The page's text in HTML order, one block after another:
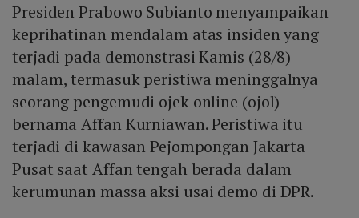
Presiden Prabowo Subianto menyampaikan
keprihatinan mendalam atas insiden yang
terjadi pada demonstrasi Kamis (28/8)
malam, termasuk peristiwa meninggalnya
seorang pengemudi ojek online (ojol)
bernama Affan Kurniawan. Peristiwa itu
terjadi di kawasan Pejompongan Jakarta
Pusat saat Affan tengah berada dalam
kerumunan massa aksi usai demo di DPR.